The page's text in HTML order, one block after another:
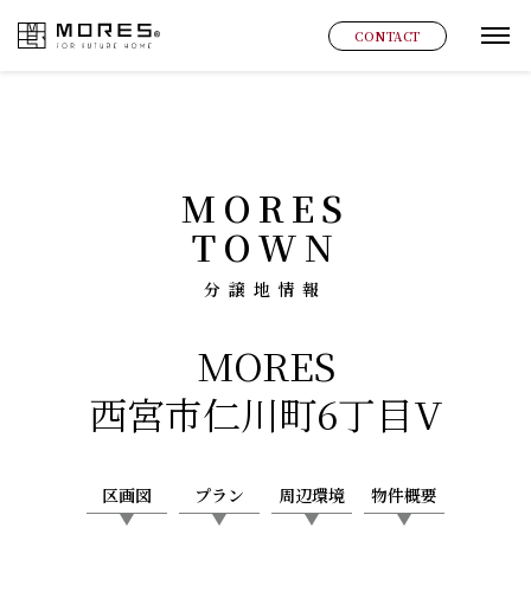
MORES CONTACT グ
MORES
TOWN
分譲地情報
MORES
西宮市仁川町6丁目V
区画図 プラン 周辺環境 物件概要